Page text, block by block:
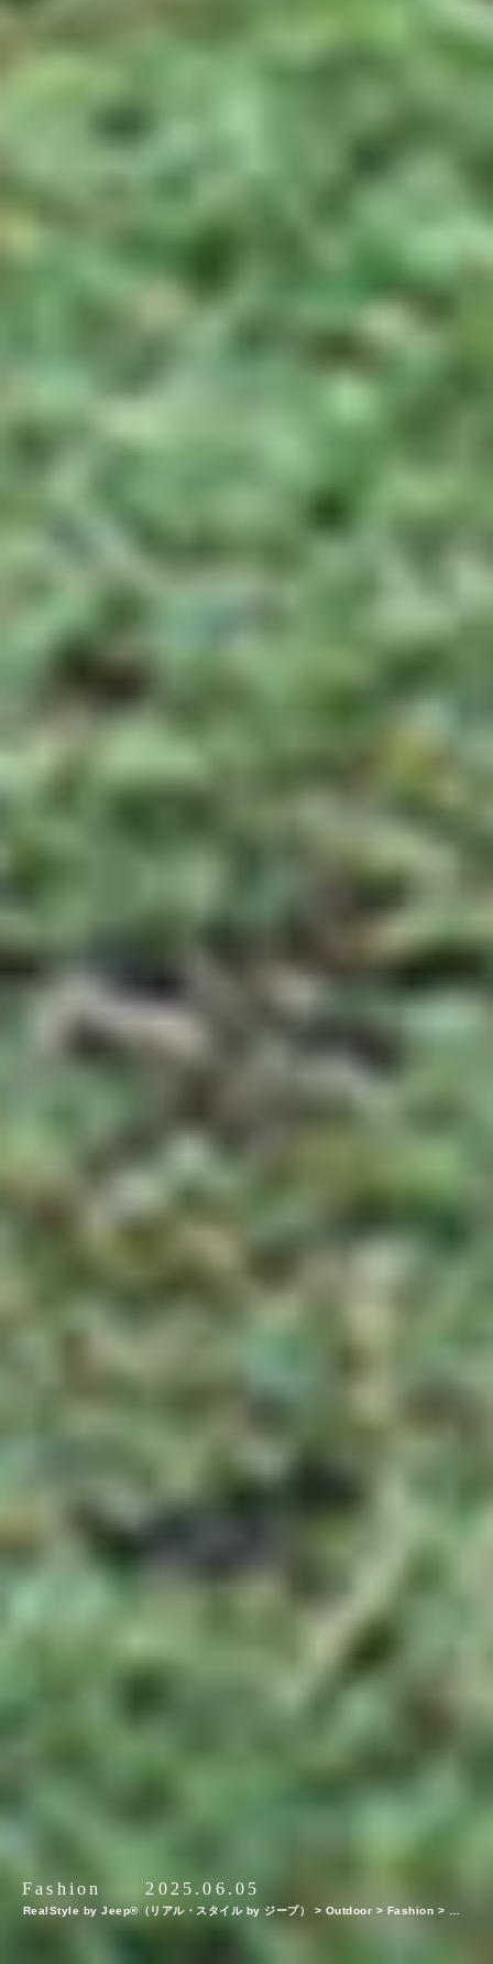
Fashion 2025.06.05
RealStyle by Jeep®（リアル・スタイル by ジープ） > Outdoor > Fashion >